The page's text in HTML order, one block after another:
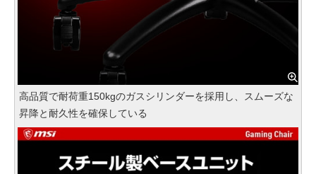
高品質で耐荷重150kgのガスシリンダーを採用し、スムーズな
昇降と耐久性を確保している